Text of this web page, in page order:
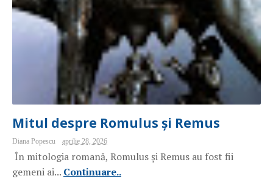
Mitul despre Romulus și Remus
Diana Popescu aprilie 28, 2026
În mitologia romană, Romulus și Remus au fost fii
gemeni ai... Continuare..